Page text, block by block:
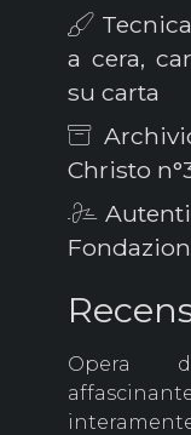
a cera,
su carta
Christo